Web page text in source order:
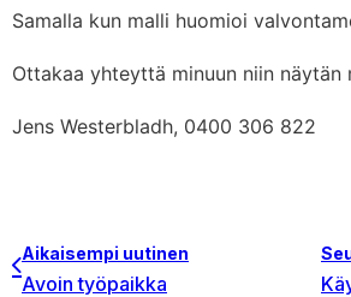
Samalla kun malli huomioi
Ottakaa yhteyttä minuun niin näytän
Jens Westerbladh, 0400 306 822
Aikaisempi uutinen
Avoin työpaikka